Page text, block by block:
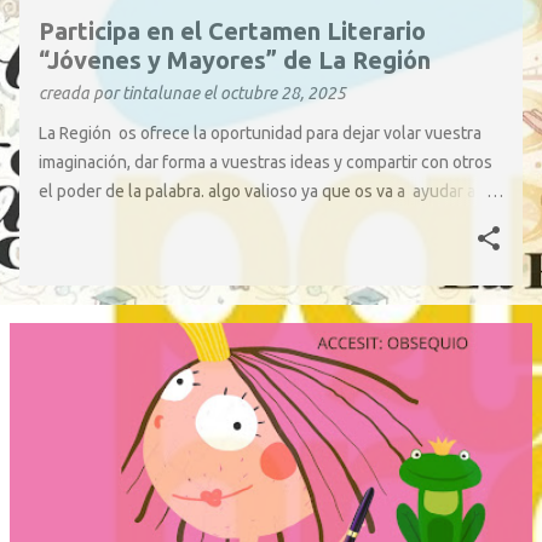
d
a
s
Participa en el Certamen Literario
“Jóvenes y Mayores” de La Región
creada portintalunae eloctubre 28, 2025
La Región os ofrece la oportunidad para dejar volar vuestra
imaginación, dar forma a vuestras ideas y compartir con otros
el poder de la palabra. algo valioso ya que os va a ayudar a
publicado en La Región ! ¡Animaos a participar! Cada historia
cuenta… ¡y la vuestra puede inspirar a muchos! Os dejamos
las bases: https://drive.google.com/file/d/1sKZNfJQ-
Y8DsiTC9cpq8aPIKPhTGBiKR/view?usp=sharing